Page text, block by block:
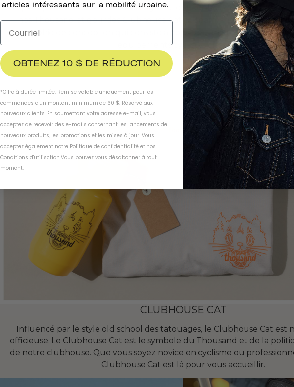
Inspirés par les mêmes détails vintage qui ont donné naissance à nos
nos Thousand et gourdes Clubhouse Cat et Team Thousand
philosophie de conception
qui consiste à apporter une touche moderne
équipements cyclistes classiques.
CLUBHOUSE CAT
Influencé par le style old school des tatouages, le Clubhouse Cat est
officieuse. Le Clubhouse Cat est le symbole du Thousand et de la
de notre clubhouse. Que vous soyez novice en cyclisme ou
Clubhouse Cat est là pour vous accueillir.
articles intéressants sur la mobilité urbaine.
OBTENEZ 10 $ DE RÉDUCTION
*Offre à durée limitée. Remise valable uniquement pour les
commandes d'un montant minimum de 60 $. Réservé aux
nouveaux clients. En soumettant votre adresse e-mail, vous
acceptez de recevoir des e-mails concernant les lancements de
nouveaux produits, les promotions et les mises à jour. Vous
acceptez également notre Politique de confidentialité et nos
Conditions d'utilisation.Vous pouvez vous désabonner à tout
moment.